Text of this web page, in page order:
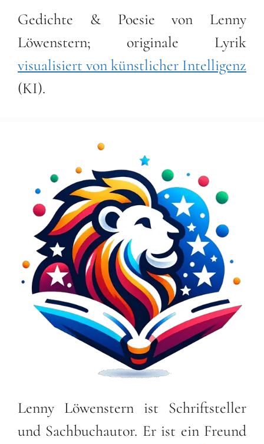
Gedichte & Poesie von Lenny
Löwenstern; originale Lyrik
visualisiert von künstlicher Intelligenz
(KI).
Lenny Löwenstern ist Schriftsteller
und Sachbuchautor. Er ist ein Freund